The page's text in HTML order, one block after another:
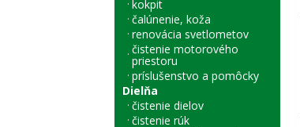
kokpit
čalúnenie, koža
renovácia svetlometov
čistenie motorového
priestoru
príslušenstvo a pomôcky
Dielňa
čistenie dielov
čistenie rúk